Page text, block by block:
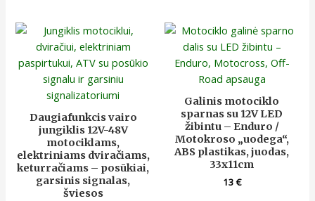
Daugiafunkcis vairo
jungiklis 12V-48V
motociklams,
elektriniams dviračiams,
keturračiams – posūkiai,
garsinis signalas,
šviesos
Galinis motociklo
sparnas su 12V LED
žibintu – Enduro /
Motokroso „uodega“,
ABS plastikas, juodas,
33x11cm
13€